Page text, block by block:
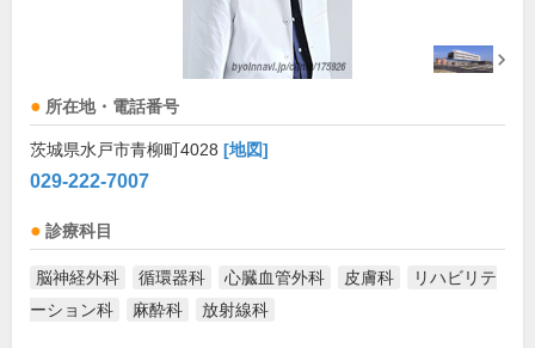
所在地・電話番号
茨城県水戸市青柳町4028 [地図]
029-222-7007
診療科目
脳神経外科 循環器科 心臓血管外科 皮膚科
リハビリテ
ーション科
麻酔科 放射線科